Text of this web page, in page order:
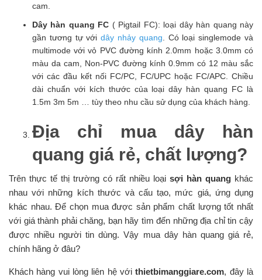
cam.
Dây hàn quang FC ( Pigtail FC): loại dây hàn quang này
gần tương tự vớidây nhảy quang . Có loại singlemode và
multimode với vỏ PVC đường kính 2.0mm hoặc 3.0mm có
màu da cam, Non-PVC đường kính 0.9mm có 12 màu sắc
với các đầu kết nối FC/PC, FC/UPC hoặc FC/APC. Chiều
dài chuẩn với kích thước của loại dây hàn quang FC là
1.5m 3m 5m … tùy theo nhu cầu sử dụng của khách hàng.
Địa chỉ mua dây hàn
quang giá rẻ, chất lượng?
Trên thực tế thị trường có rất nhiều loại sợi hàn quang khác
nhau với những kích thước và cấu tạo, mức giá, ứng dụng
khác nhau. Để chọn mua được sản phẩm chất lượng tốt nhất
với giá thành phải chăng, bạn hãy tìm đến những địa chỉ tin cậy
được nhiều người tin dùng. Vậy mua dây hàn quang giá rẻ,
chính hãng ở đâu?
Khách hàng vui lòng liên hệ với thietbimanggiare.com, đây là